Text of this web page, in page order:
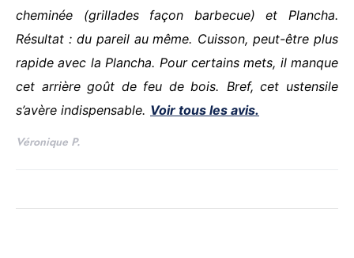
cheminée (grillades façon barbecue) et Plancha.
Résultat : du pareil au même. Cuisson, peut-être plus
rapide avec la Plancha. Pour certains mets, il manque
cet arrière goût de feu de bois. Bref, cet ustensile
s’avère indispensable. Voir tous les avis.
Véronique P.